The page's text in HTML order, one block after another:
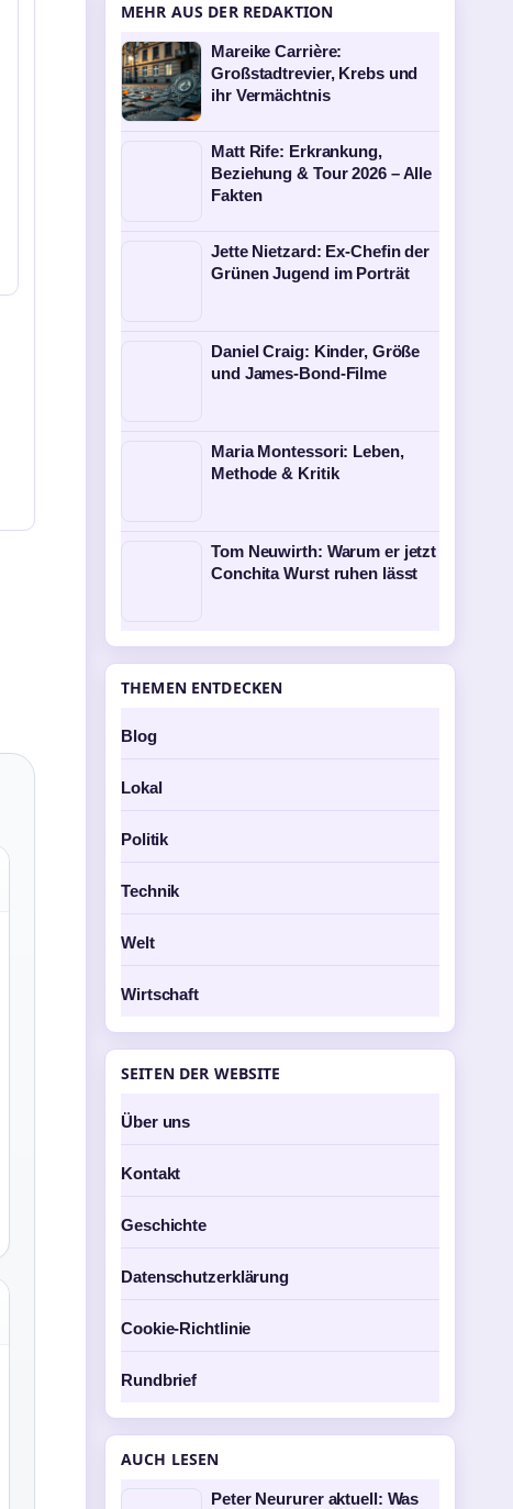
MEHR AUS DER REDAKTION
Mareike Carrière:
Großstadtrevier, Krebs und
ihr Vermächtnis
Matt Rife: Erkrankung,
Beziehung & Tour 2026 – Alle
Fakten
Jette Nietzard: Ex-Chefin der
Grünen Jugend im Porträt
Daniel Craig: Kinder, Größe
und James-Bond-Filme
Maria Montessori: Leben,
Methode & Kritik
Tom Neuwirth: Warum er jetzt
Conchita Wurst ruhen lässt
THEMEN ENTDECKEN
Blog
Lokal
Politik
Technik
Welt
Wirtschaft
SEITEN DER WEBSITE
Über uns
Kontakt
Geschichte
Datenschutzerklärung
Cookie-Richtlinie
Rundbrief
AUCH LESEN
Peter Neururer aktuell: Was